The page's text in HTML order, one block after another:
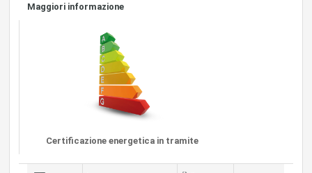
Maggiori informazione
Certificazione energetica in tramite